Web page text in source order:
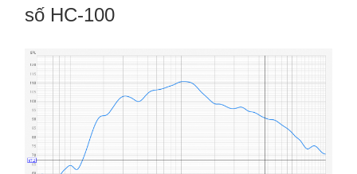
số HC-100